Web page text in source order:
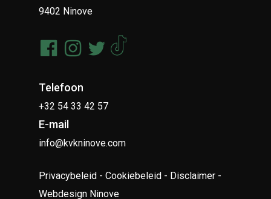
9402 Ninove
Telefoon
+32 54 33 42 57
E-mail
info@kvkninove.com
Privacybeleid -Cookiebeleid - Disclaimer -
Webdesign Ninove